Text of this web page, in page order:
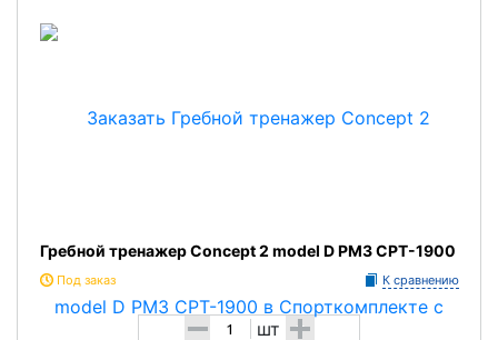
Гребной тренажер Concept 2 model D PM3 CPT-1900
Под заказ К сравнению
- шт +